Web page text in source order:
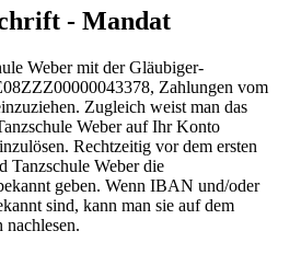
- Mandat
Weber mit der Gläubiger-
Zahlungen vom
Zugleich weist man das
Weber auf Ihr Konto
Rechtzeitig vor dem ersten
Tanzschule Weber die
geben. Wenn IBAN und/oder
sind, kann man sie auf dem